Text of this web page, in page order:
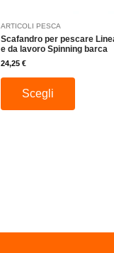
ARTICOLI PESCA
Scafandro per pescare
e da lavoro Spinning barca
24,25€
Scegli